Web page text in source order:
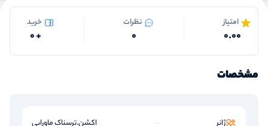
امتیاز
0.00
نظرات
0
خرید
+
0
مشخصات
ژانر
اکشن.ترسناک ماورایی